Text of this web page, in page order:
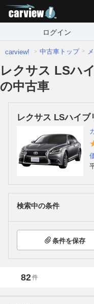
ログイン
carview! 中古車トップ
レクサス LSハ
の中古車
レクサス LSハイブ
検索中の条件
条件を保存
82件